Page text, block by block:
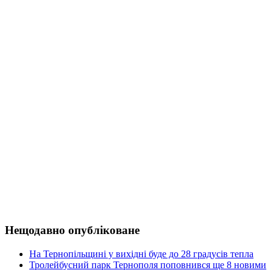
Нещодавно опубліковане
На Тернопільщині у вихідні буде до 28 градусів тепла
Тролейбусний парк Тернополя поповнився ще 8 новими